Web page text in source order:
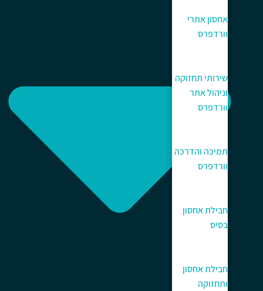
אחסון אתרי
וורדפרס
שירותי תחזוקה
וניהול אתר
וורדפרס
תמיכה והדרכה
וורדפרס
חבילת אחסון
בסיס
חבילת אחסון
ותחזוקה